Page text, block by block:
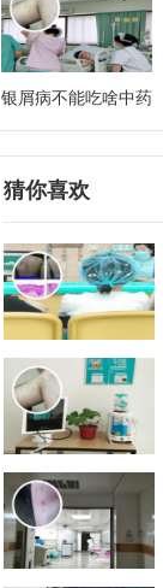
银屑病不能吃啥中药
猜你喜欢